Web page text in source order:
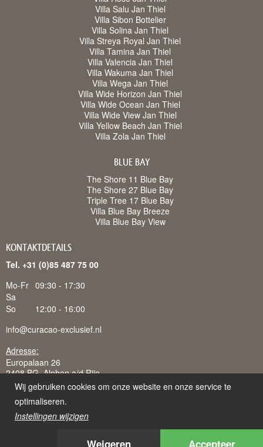
Villa Salu Jan Thiel
Villa Sibon Bottelier
Villa Solina Jan Thiel
Villa Streya Royal Jan Thiel
Villa Tamina Jan Thiel
Villa Valencia Jan Thiel
Villa Wakuma Jan Thiel
Villa Wega Jan Thiel
Villa Wide Horizon Jan Thiel
Villa Wide Ocean Jan Thiel
Villa Wide View Jan Thiel
Villa Yellow Beach Jan Thiel
Villa Zola Jan Thiel
BLUE BAY
The Shore 11 Blue Bay
The Shore 27 Blue Bay
Triple Tree 17 Blue Bay
Villa Blue Bay Breeze
Villa Blue Bay View
KONTAKTDETAILS
Tel. +31 (0)85 487 75 00
Mo-Fr 09:30 - 17:30
Sa
So
12:00 - 16:00
info@curacao-exclusief.nl
Adresse:
Europalaan 26
2408 BG Alphen a/d Rijn
Curacao-Exclusief is een handelsnaam van Juffermans
Vakantieverhuur B.V., ingeschreven bij K.v.K. te 's-Gravenhage:
51934701, BTW-nr: NL850231954B02 en K.v.K. te Curacao:
Wij gebruiken cookies om onze website en onze service te
optimaliseren.
Instellingen wijzigen
Weigeren Accepteer